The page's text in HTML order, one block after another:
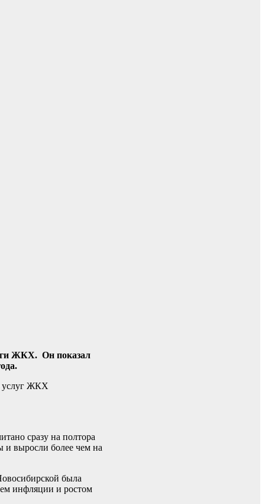
ЖКХ. Он показал
услуг ЖКХ
сразу на полтора
и выросли более чем на
была
инфляции и ростом